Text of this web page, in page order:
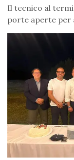
Il tecnico al
porte aperte per